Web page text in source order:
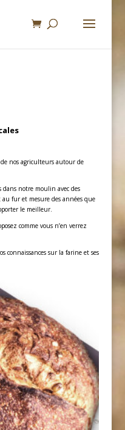
de nos agriculteurs autour de
dans notre moulin avec des
au fur et mesure des années que
le meilleur.
comme vous n’en verrez
connaissances sur la farine et ses